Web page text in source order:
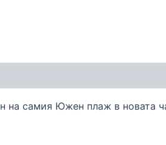
самия Южен плаж в новата